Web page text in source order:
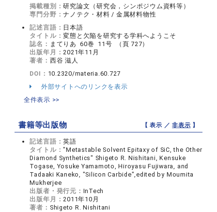
掲載種別：研究論文（研究会，シンポジウム資料等）
専門分野：ナノテク・材料 / 金属材料物性
記述言語： 日本語
タイトル：変態と欠陥を研究する学科へようこそ
誌名： まてりあ 60巻 11号 （頁 727）
出版年月：2021年11月
著者： 西谷 滋人
DOI： 10.2320/materia.60.727
外部サイトへのリンクを表示
全件表示 >>
書籍等出版物 【 表示 ／非表示 】
記述言語：英語
タイトル："Metastable Solvent Epitaxy of SiC, the Other
Diamond Synthetics" Shigeto R. Nishitani, Kensuke
Togase, Yosuke Yamamoto, Hiroyasu Fujiwara, and
Tadaaki Kaneko, "Silicon Carbide",edited by Moumita
Mukherjee
出版者・発行元： InTech
出版年月：2011年10月
著者： Shigeto R. Nishitani